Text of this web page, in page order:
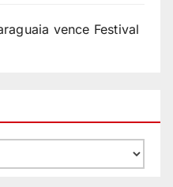
vence Festival